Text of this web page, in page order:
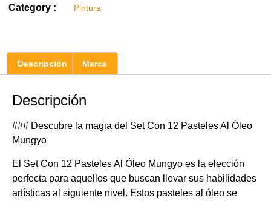
Category : Pintura
Descripción Marca
Descripción
### Descubre la magia del Set Con 12 Pasteles Al Óleo
Mungyo
El Set Con 12 Pasteles Al Óleo Mungyo es la elección
perfecta para aquellos que buscan llevar sus habilidades
artísticas al siguiente nivel. Estos pasteles al óleo se